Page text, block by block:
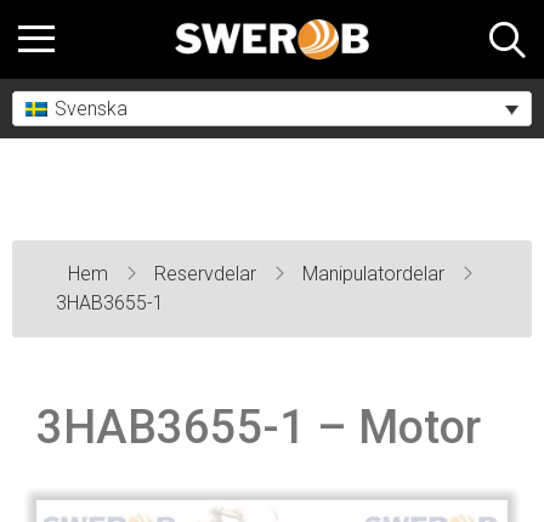
Svenska
Hem Reservdelar
Manipulatordelar
3HAB3655-1
3HAB3655-1 – Motor